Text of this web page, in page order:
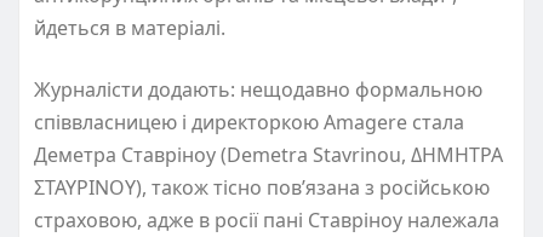
йдеться в матеріалі.
Журналісти додають: нещодавно формальною
співвласницею і директоркою Amagere стала
Деметра Ставріноу (Demetra Stavrinou, ΔΗΜΗΤΡΑ
ΣΤΑΥΡΙΝΟΥ), також тісно пов’язана з російською
страховою, адже в росії пані Ставріноу належала